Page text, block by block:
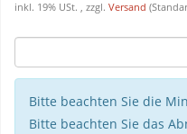
inkl. 19% USt. , zzgl. Versand
Bitte beachten Sie die
Bitte beachten Sie das